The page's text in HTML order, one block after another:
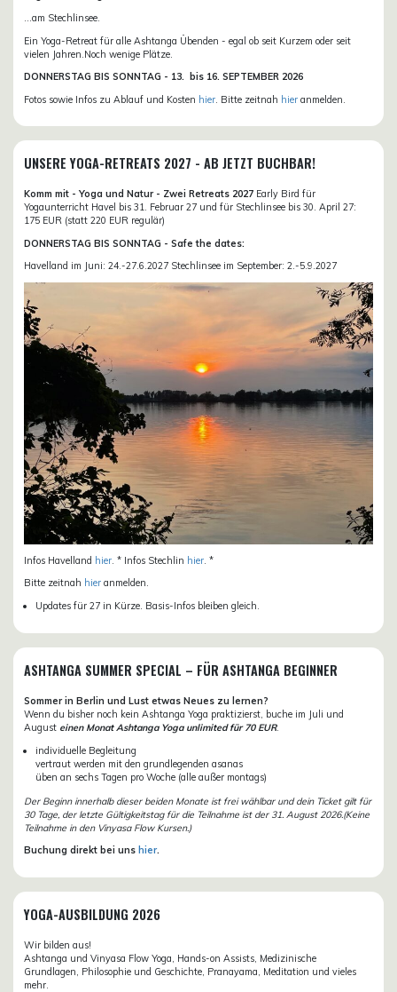
...am Stechlinsee.
Ein Yoga-Retreat für alle Ashtanga Übenden - egal ob seit Kurzem oder seit
vielen Jahren.Noch wenige Plätze.
DONNERSTAG BIS SONNTAG - 13. bis 16. SEPTEMBER 2026
Fotos sowie Infos zu Ablauf und Kosten hier . Bitte zeitnah hier anmelden.
UNSERE YOGA-RETREATS 2027 - AB JETZT BUCHBAR!
Komm mit - Yoga und Natur - Zwei Retreats 2027 Early Bird für
Yogaunterricht Havel bis 31. Februar 27 und für Stechlinsee bis 30. April 27:
175 EUR (statt 220 EUR regulär)
DONNERSTAG BIS SONNTAG - Safe the dates:
Havelland im Juni: 24.-27.6.2027 Stechlinsee im September: 2.-5.9.2027
Infos Havelland hier . * Infos Stechlin hier . *
Bitte zeitnah hier anmelden.
Updates für 27 in Kürze. Basis-Infos bleiben gleich.
ASHTANGA SUMMER SPECIAL – FÜR ASHTANGA BEGINNER
Sommer in Berlin und Lust etwas Neues zu lernen?
Wenn du bisher noch kein Ashtanga Yoga praktizierst, buche im Juli und
August einen Monat Ashtanga Yoga unlimited für 70 EUR.
individuelle Begleitung
vertraut werden mit den grundlegenden asanas
üben an sechs Tagen pro Woche (alle außer montags)
Der Beginn innerhalb dieser beiden Monate ist frei wählbar und dein Ticket gilt für
30 Tage, der letzte Gültigkeitstag für die Teilnahme ist der 31. August 2026.(Keine
Teilnahme in den Vinyasa Flow Kursen.)
Buchung direkt bei uns hier.
YOGA-AUSBILDUNG 2026
Wir bilden aus!
Ashtanga und Vinyasa Flow Yoga, Hands-on Assists, Medizinische
Grundlagen, Philosophie und Geschichte, Pranayama, Meditation und vieles
mehr.